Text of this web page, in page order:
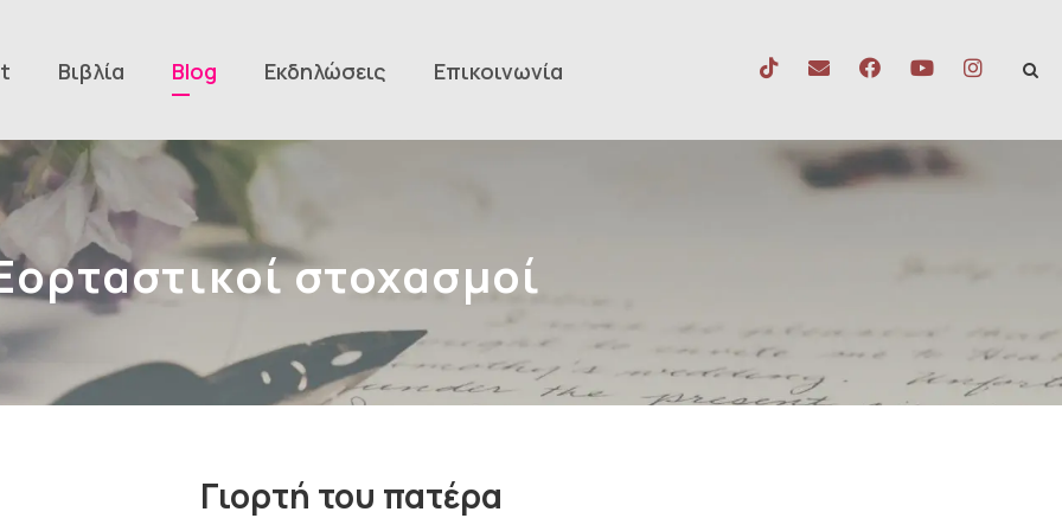
Βιβλία Blog Εκδηλώσεις Επικοινωνία
στοχασμοί
Γιορτή του πατέρα